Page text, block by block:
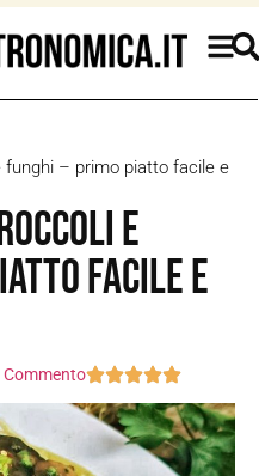
– primo piatto facile e
e
facile e
Commento